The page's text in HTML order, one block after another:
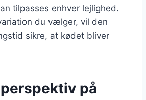
tilpasses enhver lejlighed.
du vælger, vil den
sikre, at kødet bliver
på